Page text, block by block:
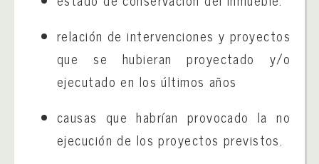
relación de intervenciones y proyectos
que se hubieran proyectado y/o
ejecutado en los últimos años
causas que habrían provocado la no
ejecución de los proyectos previstos.